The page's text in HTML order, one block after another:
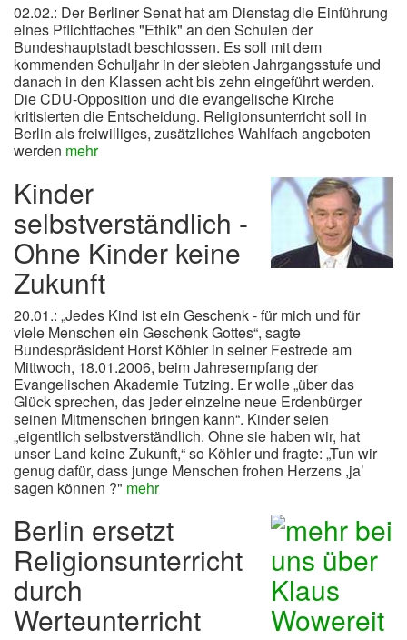
02.02.: Der Berliner Senat hat am Dienstag die Einführung
eines Pflichtfaches "Ethik" an den Schulen der
Bundeshauptstadt beschlossen. Es soll mit dem
kommenden Schuljahr in der siebten Jahrgangsstufe und
danach in den Klassen acht bis zehn eingeführt werden.
Die CDU-Opposition und die evangelische Kirche
kritisierten die Entscheidung. Religionsunterricht soll in
Berlin als freiwilliges, zusätzliches Wahlfach angeboten
werden mehr
Kinder
selbstverständlich -
Ohne Kinder keine
Zukunft
20.01.: „Jedes Kind ist ein Geschenk - für mich und für
viele Menschen ein Geschenk Gottes“, sagte
Bundespräsident Horst Köhler in seiner Festrede am
Mittwoch, 18.01.2006, beim Jahresempfang der
Evangelischen Akademie Tutzing. Er wolle „über das
Glück sprechen, das jeder einzelne neue Erdenbürger
seinen Mitmenschen bringen kann“. Kinder seien
„eigentlich selbstverständlich. Ohne sie haben wir, hat
unser Land keine Zukunft,“ so Köhler und fragte: „Tun wir
genug dafür, dass junge Menschen frohen Herzens ,ja’
sagen können ?" mehr
Berlin ersetzt
Religionsunterricht
durch
Werteunterricht